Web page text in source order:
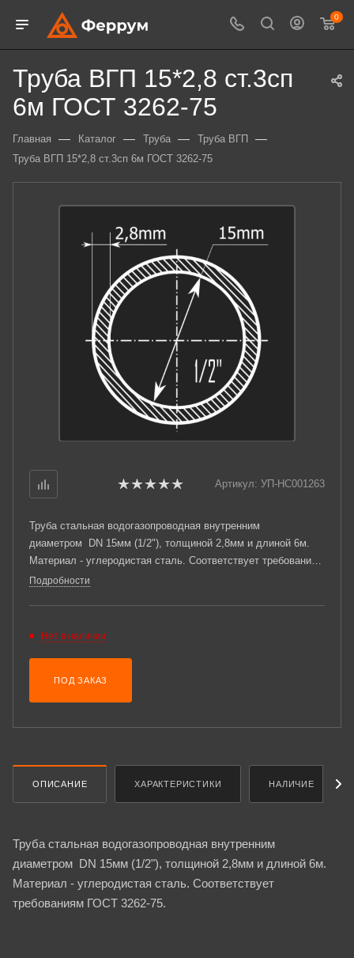
0
Труба ВГП 15*2,8 ст.3сп
6м ГОСТ 3262-75
Главная — Каталог — Труба — Труба ВГП —
Труба ВГП 15*2,8 ст.3сп 6м ГОСТ 3262-75
Артикул: УП-НС001263
Труба стальная водогазопроводная внутренним
диаметром DN 15мм (1/2"), толщиной 2,8мм и длиной 6м.
Материал - углеродистая сталь. Соответствует требованиям
ГОСТ 3262-75.
Подробности
Нет в наличии
ПОД ЗАКАЗ
ОПИСАНИЕ ХАРАКТЕРИСТИКИ НАЛИЧИЕ
Труба стальная водогазопроводная внутренним
диаметром DN 15мм (1/2"), толщиной 2,8мм и длиной 6м.
Материал - углеродистая сталь. Соответствует
требованиям ГОСТ 3262-75.